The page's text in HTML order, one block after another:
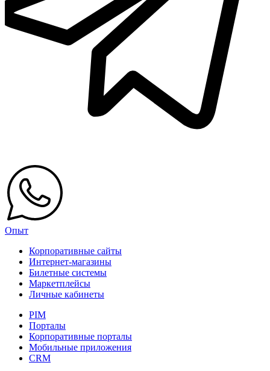
Опыт
Корпоративные сайты
Интернет-магазины
Билетные системы
Маркетплейсы
Личные кабинеты
PIM
Порталы
Корпоративные порталы
Мобильные приложения
CRM